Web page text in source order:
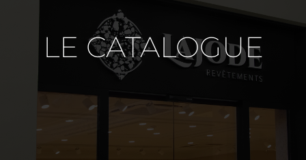
LE CATALOGUE